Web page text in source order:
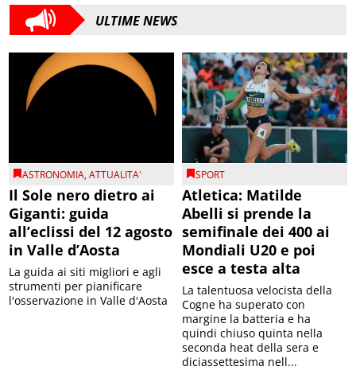
ULTIME NEWS
ASTRONOMIA,ATTUALITA'
Il Sole nero dietro ai
Giganti: guida
all’eclissi del 12 agosto
in Valle d’Aosta
La guida ai siti migliori e agli
strumenti per pianificare
l'osservazione in Valle d'Aosta
SPORT
Atletica: Matilde
Abelli si prende la
semifinale dei 400 ai
Mondiali U20 e poi
esce a testa alta
La talentuosa velocista della
Cogne ha superato con
margine la batteria e ha
quindi chiuso quinta nella
seconda heat della sera e
diciassettesima nell...